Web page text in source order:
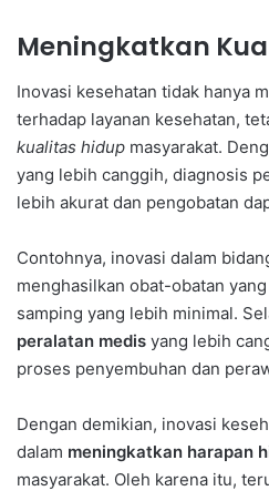
Meningkatkan
Inovasi kesehatan tidak hanya
terhadap layanan kesehatan,
kualitas hidup masyarakat.
yang lebih canggih, diagnosis
lebih akurat dan pengobatan
Contohnya, inovasi dalam
menghasilkan obat-obatan
samping yang lebih minimal.
peralatan medis yang lebih
proses penyembuhan dan
Dengan demikian, inovasi
dalam meningkatkan harapan
masyarakat. Oleh karena itu,